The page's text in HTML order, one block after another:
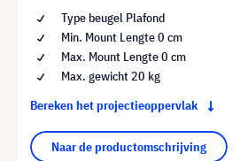
Type beugel Plafond
Min. Mount Lengte 0 cm
Max. Mount Lengte 0 cm
Max. gewicht 20 kg
Bereken het projectieoppervlak
Naar de productomschrijving